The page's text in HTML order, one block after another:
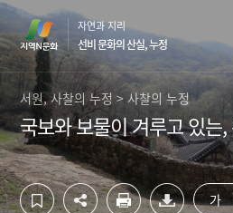
컨
텐
츠
영
역
바
로
가
기
하
단
영
역
바
로
가
기
자연과 지리
선비 문화의 산실, 누정
서원, 사찰의 누정 > 사찰의 누정
국보와 보물이 겨루고 있는
가